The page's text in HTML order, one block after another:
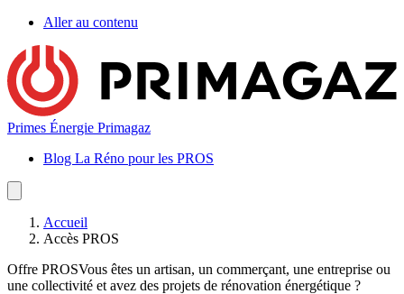
Aller au contenu
Primes Énergie Primagaz
Blog La Réno pour les PROS
Accueil
Accès PROS
Offre PROSVous êtes un artisan, un commerçant, une entreprise ou
une collectivité et avez des projets de rénovation énergétique ?